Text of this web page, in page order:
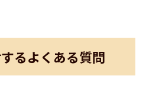
るよくある質問